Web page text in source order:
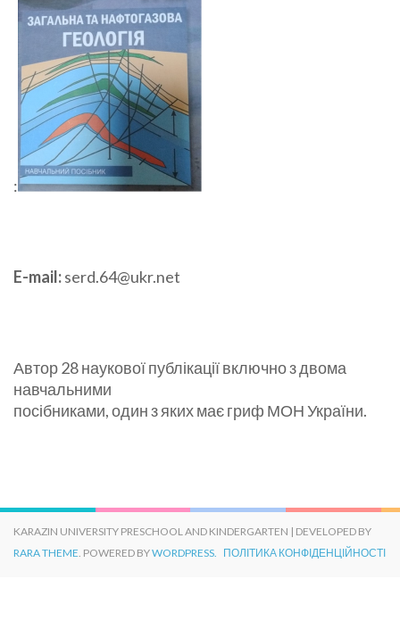
:
E-mail:serd.64@ukr.net
Автор 28 наукової публікації включно з двома
навчальними
посібниками, один з яких має гриф МОН України.
KARAZIN UNIVERSITY PRESCHOOL AND KINDERGARTEN | DEVELOPED BY
RARA THEME. POWERED BYWORDPRESS. ПОЛІТИКА КОНФІДЕНЦІЙНОСТІ